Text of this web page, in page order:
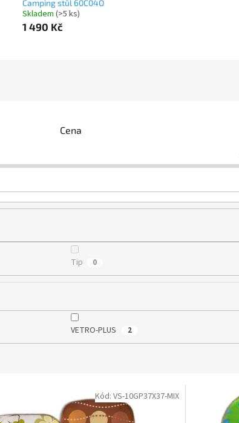
Camping stůl 60C04O
Skladem(>5 ks)
1 490 Kč
Cena
Tip 0
VETRO-PLUS 2
Kód: VS-10GP37X37-MIX